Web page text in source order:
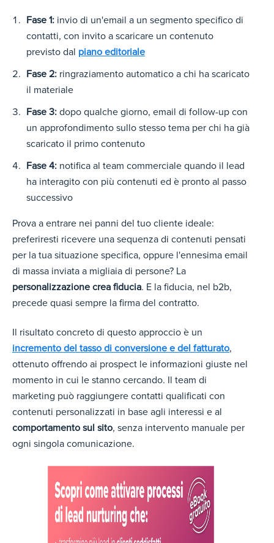
Fase 1: invio di un'email a un segmento specifico di
contatti, con invito a scaricare un contenuto
previsto dal piano editoriale
Fase 2: ringraziamento automatico a chi ha scaricato
il materiale
Fase 3: dopo qualche giorno, email di follow-up con
un approfondimento sullo stesso tema per chi ha già
scaricato il primo contenuto
Fase 4: notifica al team commerciale quando il lead
ha interagito con più contenuti ed è pronto al passo
successivo
Prova a entrare nei panni del tuo cliente ideale:
preferiresti ricevere una sequenza di contenuti pensati
per la tua situazione specifica, oppure l'ennesima email
di massa inviata a migliaia di persone? La
personalizzazione crea fiducia. E la fiducia, nel b2b,
precede quasi sempre la firma del contratto.
Il risultato concreto di questo approccio è un
incremento del tasso di conversione e del fatturato,
ottenuto offrendo ai prospect le informazioni giuste nel
momento in cui le stanno cercando. Il team di
marketing può raggiungere contatti qualificati con
contenuti personalizzati in base agli interessi e al
comportamento sul sito, senza intervento manuale per
ogni singola comunicazione.